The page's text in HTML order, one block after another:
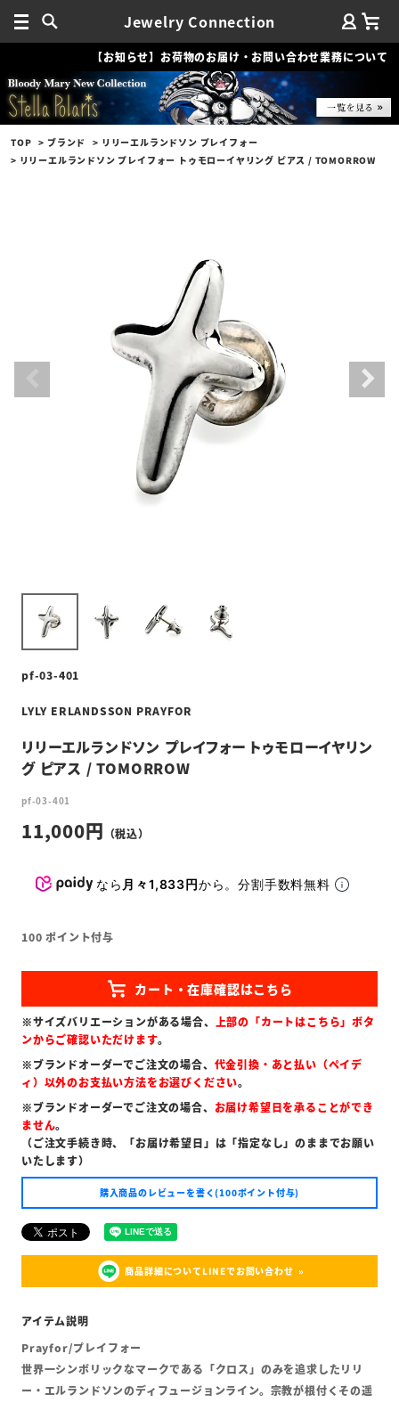
Jewelry Connection
【お知らせ】お荷物のお届け・お問い合わせ業務について
TOP ブランド
リリーエルランドソン プレイフォー
リリーエルランドソン プレイフォー トゥモローイヤリング ピアス / TOMORROW
pf-03-401
LYLY ERLANDSSON PRAYFOR
リリーエルランドソン プレイフォー トゥモローイヤリン
グ ピアス / TOMORROW
pf-03-401
11,000
なら 月々1,833円から。分割手数料無料
100 ポイント付与
※サイズバリエーションがある場合、 上部の「カートはこちら」ボタ
ンからご確認いただけます。
※ブランドオーダーでご注文の場合、 代金引換・あと払い（ペイデ
ィ）以外のお支払い方法をお選びください。
※ブランドオーダーでご注文の場合、 お届け希望日を承ることができ
ません。
（ご注文手続き時、「お届け希望日」は「指定なし」のままでお願い
いたします）
購入商品のレビューを書く(100ポイント付与)
商品詳細についてLINEでお問い合わせ
Prayfor/プレイフォー
世界一シンボリックなマークである「クロス」のみを追求したリリ
ー・エルランドソンのディフュージョンライン。宗教が根付くその遥